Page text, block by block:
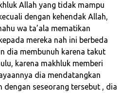
Allah yang tidak mampu
dengan kehendak Allah,
wa ta’ala mematikan
mereka nah ini berbeda
dia membunuh karena takut
karena makhluk memberi
dia mendatangkan
dengan seseorang tersebut , dia